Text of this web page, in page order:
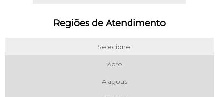
Regiões de Atendimento
Selecione:
Acre
Alagoas